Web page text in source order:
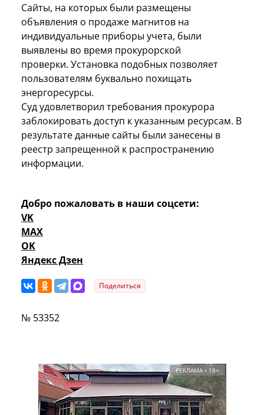
Сайты, на которых были размещены
объявления о продаже магнитов на
индивидуальные приборы учета, были
выявлены во время прокурорской
проверки. Установка подобных позволяет
пользователям буквально похищать
энергоресурсы.
Суд удовлетворил требования прокурора
заблокировать доступ к указанным ресурсам. В
результате данные сайты были занесены в
реестр запрещенной к распространению
информации.
Добро пожаловать в наши соцсети:
VK
MAX
OK
Яндекс Дзен
Поделиться
№ 53352
РЕКЛАМА • 18+